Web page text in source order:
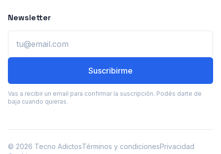
Newsletter
Suscribirme
Vas a recibir un email para confirmar la suscripción. Podés darte de
baja cuando quieras.
© 2026 Tecno AdictosTérminos y condicionesPrivacidad